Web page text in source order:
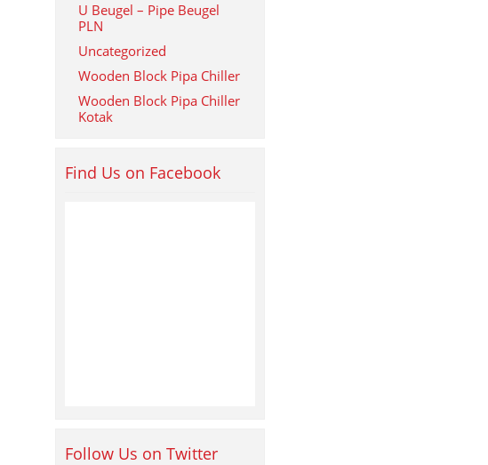
U Beugel – Pipe Beugel
PLN
Uncategorized
Wooden Block Pipa Chiller
Wooden Block Pipa Chiller
Kotak
Find Us on Facebook
Follow Us on Twitter